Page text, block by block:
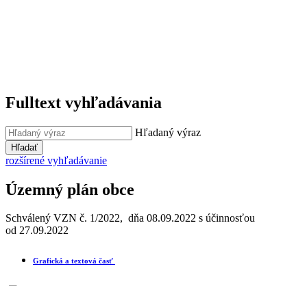
Fulltext vyhľadávania
Hľadaný výraz
Hľadať
rozšírené vyhľadávanie
Územný plán obce
Schválený VZN č. 1/2022, dňa 08.09.2022 s účinnosťou
od 27.09.2022
Grafická a textová časť